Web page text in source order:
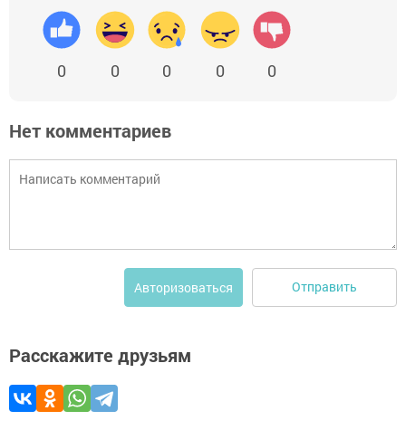
0 0 0 0 0
Нет комментариев
Авторизоваться Отправить
Расскажите друзьям